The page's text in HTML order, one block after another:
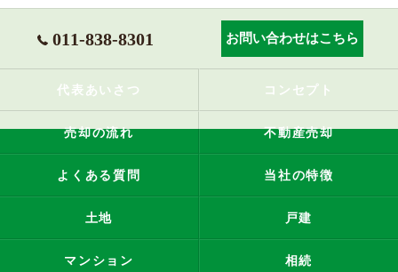
011-838-8301 お問い合わせはこちら
代表あいさつ コンセプト
売却の流れ 不動産売却
よくある質問 当社の特徴
土地 戸建
マンション 相続